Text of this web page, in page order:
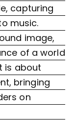
capturing
music.
image,
of a world
is about
bringing
on